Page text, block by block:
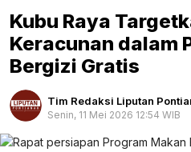
Kubu Raya
Keracunan dalam
Bergizi Gratis
Tim Redaksi Liputan
Senin, 11 Mei 2026 12:54 WIB